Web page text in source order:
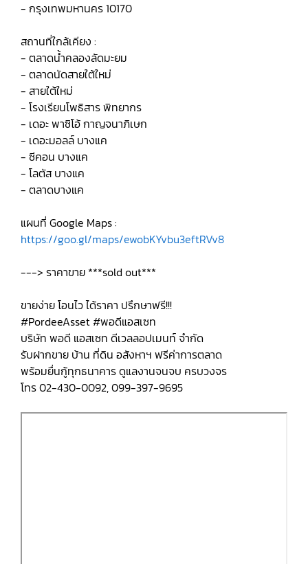
- กรุงเทพมหานคร 10170
สถานที่ใกล้เคียง :
- ตลาดน้ำคลองลัดมะยม
- ตลาดนัดสายใต้ใหม่
- สายใต้ใหม่
- โรงเรียนโพธิสาร พิทยากร
- เดอะ พาซิโอ้ กาญจนาภิเษก
- เดอะมอลล์ บางแค
- ซีคอน บางแค
- โลตัส บางแค
- ตลาดบางแค
แผนที่ Google Maps :
https://goo.gl/maps/ewobKYvbu3eftRVv8
---> ราคาขาย ***sold out***
ขายง่าย โอนไว ได้ราคา ปรึกษาฟรี!!!
#PordeeAsset #พอดีแอสเซท
บริษัท พอดี แอสเซท ดีเวลลอปเมนท์ จำกัด
รับฝากขาย บ้าน ที่ดิน อสังหาฯ ฟรีค่าการตลาด
พร้อมยื่นกู้ทุกธนาคาร ดูแลงานจนจบ ครบวงจร
โทร 02-430-0092, 099-397-9695